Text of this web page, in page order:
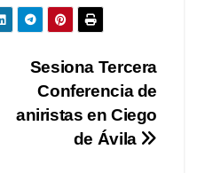
Sesiona Tercera
Conferencia de
aniristas en Ciego
de Ávila